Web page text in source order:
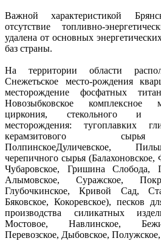
Важной характеристикой
отсутствие топливно-
удалена от основных
баз страны.
На территории области
Снежетьское место-рождения
месторождение фосфатных
Новозыбковское комплексное
циркония, стекольного и
месторождения: тугоплавких
керамзитового сырья
ПолпинскоеДуличевское,
черепичного сырья
Чубаровское, Гришина Слобода,
Алымовское, Суражское,
Глубочкинское, Кривой Сад,
Бяковское, Кокоревское), песков
производства силикатных
Мостовое, Навлинское,
Перевозское, Дыбовское,